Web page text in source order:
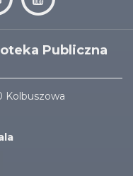
Publiczna
Kolbuszowa